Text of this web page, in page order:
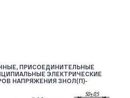
ПРИСОЕДИНИТЕЛЬНЫЕ
ЭЛЕКТРИЧЕСКИЕ
НАПРЯЖЕНИЯ ЗНОЛ(П)-